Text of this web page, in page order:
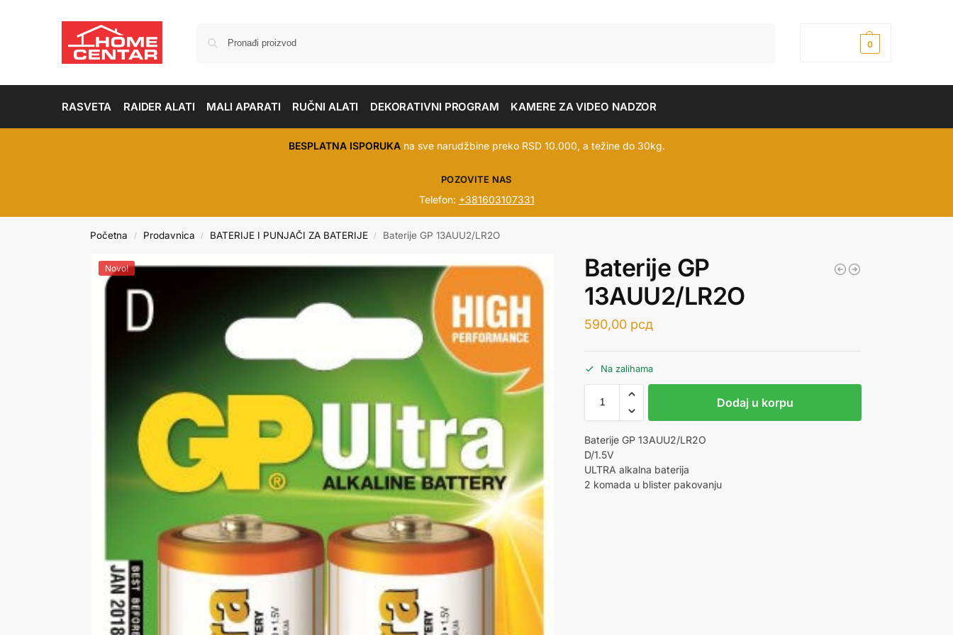
0
RASVETA RAIDER ALATI MALI APARATI RUČNI ALATI DEKORATIVNI PROGRAM KAMERE ZA VIDEO NADZOR
BESPLATNA ISPORUKAna sve narudžbine preko RSD 10.000, a težine do 30kg.
POZOVITE NAS
Telefon: +381603107331
Početna / Prodavnica / BATERIJE I PUNJAČI ZA BATERIJE / Baterije GP 13AUU2/LR2O
Novo!
Baterije GP
13AUU2/LR2O
590,00 рсд
Na zalihama
Dodaj u korpu
Baterije GP 13AUU2/LR2O
D/1.5V
ULTRA alkalna baterija
2 komada u blister pakovanju